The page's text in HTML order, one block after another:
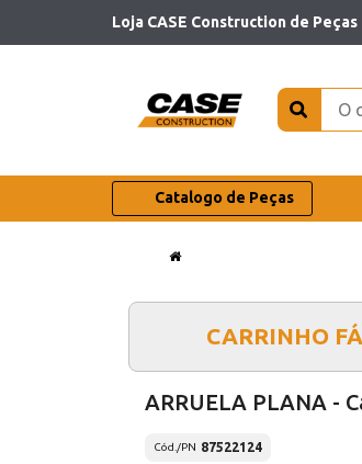
Loja CASE Construction de
Catalogo de Peças
CARRINHO
ARRUELA PLANA -
Cód./PN 87522124